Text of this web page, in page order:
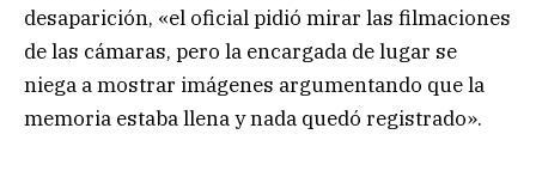
desaparición, «el oficial pidió mirar las filmaciones
de las cámaras, pero la encargada de lugar se
niega a mostrar imágenes argumentando que la
memoria estaba llena y nada quedó registrado».